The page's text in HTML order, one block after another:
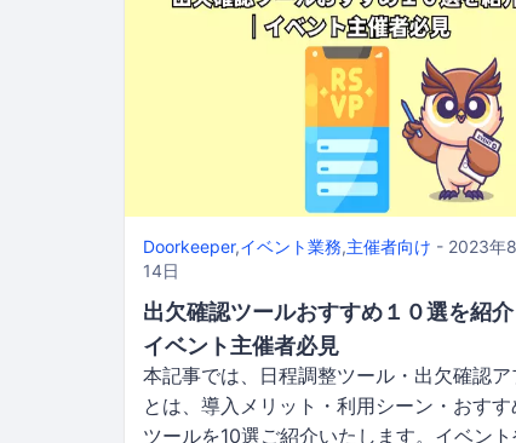
Doorkeeper,イベント業務,主催者向け - 2023年
14日
出欠確認ツールおすすめ１０選を紹介
イベント主催者必見
本記事では、日程調整ツール・出欠確認ア
とは、導入メリット・利用シーン・おすす
ツールを10選ご紹介いたします。イベン